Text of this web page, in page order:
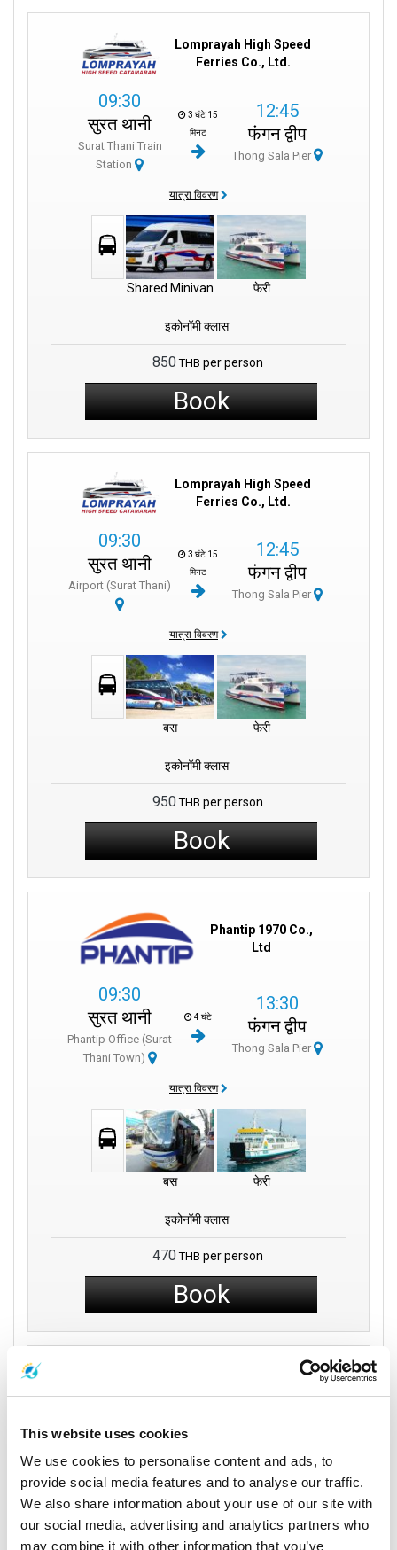
This website uses cookies
We use cookies to personalise content and ads, to
provide social media features and to analyse our traffic.
We also share information about your use of our site with
our social media, advertising and analytics partners who
may combine it with other information that you’ve
Lomprayah High Speed
Ferries Co., Ltd.
09:30
सुरत थानी
Surat Thani Train
Station
3 घंटे 15
मिनट
12:45
फंगन द्वीप
Thong Sala Pier
यात्रा विवरण
Shared Minivan फेरी
इकोनॉमी क्लास
850 THB per person
Book
Lomprayah High Speed
Ferries Co., Ltd.
09:30
सुरत थानी
Airport (Surat Thani)
3 घंटे 15
मिनट
12:45
फंगन द्वीप
Thong Sala Pier
यात्रा विवरण
बस फेरी
इकोनॉमी क्लास
950 THB per person
Book
Phantip 1970 Co.,
Ltd
09:30
सुरत थानी
Phantip Office (Surat
Thani Town)
4 घंटे
13:30
फंगन द्वीप
Thong Sala Pier
यात्रा विवरण
बस फेरी
इकोनॉमी क्लास
470 THB per person
Book
Ltd
सुरत थानी
Thani Town)
4 घंटे 30
मिनट
14:00
फंगन द्वीप
Thong Sala Pier
यात्रा विवरण